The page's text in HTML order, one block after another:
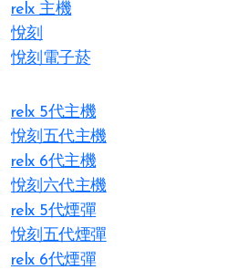
relx 主機
悅刻
悅刻電子菸
relx 5代主機
悅刻五代主機
relx 6代主機
悅刻六代主機
relx 5代煙彈
悅刻五代煙彈
relx 6代煙彈